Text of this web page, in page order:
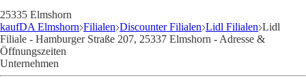
25335 Elmshorn
kaufDA Elmshorn Filialen Discounter Filialen Lidl Filialen Lidl
Filiale - Hamburger Straße 207, 25337 Elmshorn - Adresse &
Öffnungszeiten
Unternehmen